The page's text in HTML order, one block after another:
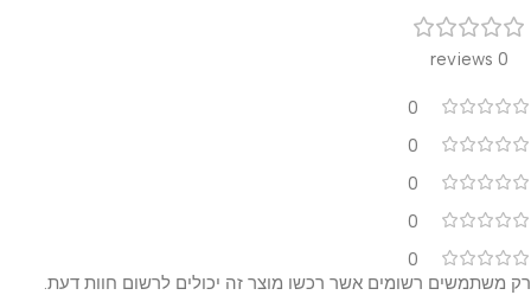
0 reviews
0
0
0
0
0
רק משתמשים רשומים אשר רכשו מוצר זה יכולים לרשום חוות דעת.